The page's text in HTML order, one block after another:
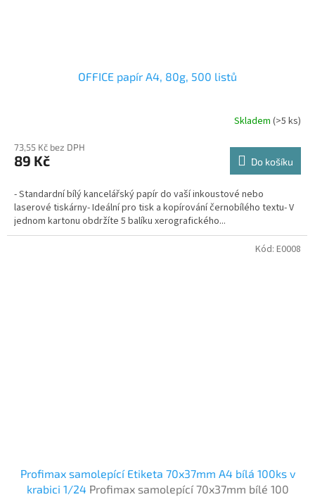
OFFICE papír A4, 80g, 500 listů
Skladem (>5 ks)
73,55 Kč bez DPH
89 Kč Do košíku
- Standardní bílý kancelářský papír do vaší inkoustové nebo
laserové tiskárny- Ideální pro tisk a kopírování černobílého textu- V
jednom kartonu obdržíte 5 balíku xerografického...
Profimax samolepící Etiketa 70x37mm A4 bílá 100ks v
krabici 1/24 Profimax samolepící 70x37mm bílé 100
Kód: E0008